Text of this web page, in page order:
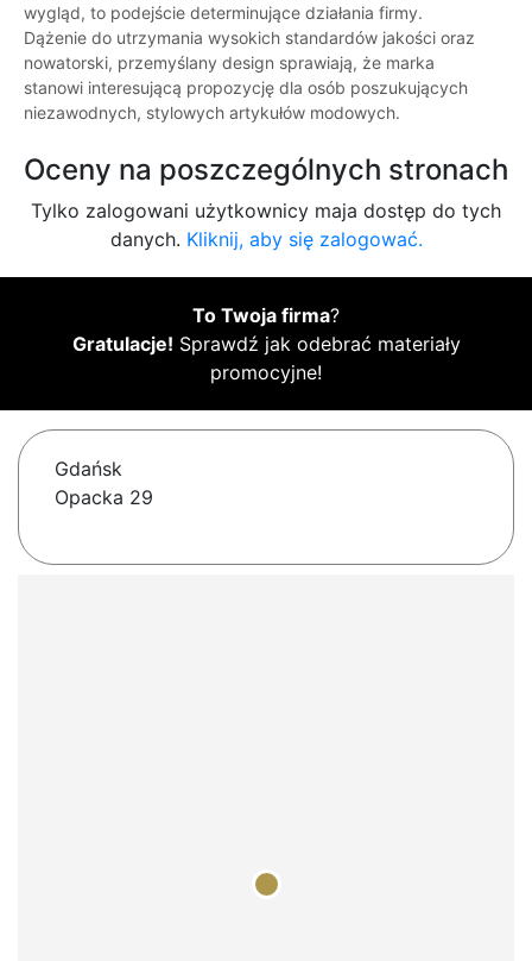
wygląd, to podejście determinujące działania firmy.
Dążenie do utrzymania wysokich standardów jakości oraz
nowatorski, przemyślany design sprawiają, że marka
stanowi interesującą propozycję dla osób poszukujących
niezawodnych, stylowych artykułów modowych.
Oceny na poszczególnych stronach
Tylko zalogowani użytkownicy maja dostęp do tych
danych. Kliknij, aby się zalogować.
To Twoja firma?
Gratulacje! Sprawdź jak odebrać materiały
promocyjne!
Gdańsk
Opacka 29